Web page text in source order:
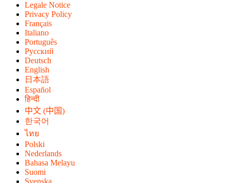
Legale Notice
Privacy Policy
Français
Italiano
Português
Русский
Deutsch
English
日本語
Español
हिन्दी
中文 (中国)
한국어
ไทย
Polski
Nederlands
Bahasa Melayu
Suomi
Svenska